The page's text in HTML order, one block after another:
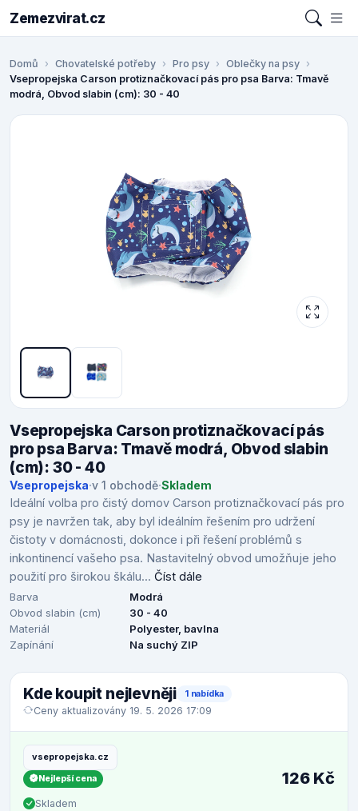
Zemezvirat.cz
Domů Chovatelské potřeby Pro psy
Oblečky na psy
Vsepropejska Carson protiznačkovací pás pro psa Barva: Tmavě
modrá, Obvod slabin (cm): 30 - 40
Vsepropejska Carson protiznačkovací pás
pro psa Barva: Tmavě modrá, Obvod slabin
(cm): 30 - 40
Vsepropejska·v 1 obchodě·Skladem
Ideální volba pro čistý domov Carson protiznačkovací pás pro
psy je navržen tak, aby byl ideálním řešením pro udržení
čistoty v domácnosti, dokonce i při řešení problémů s
inkontinencí vašeho psa. Nastavitelný obvod umožňuje jeho
použití pro širokou škálu... Číst dále
Barva
Modrá
Obvod slabin (cm)
30 - 40
Materiál
Polyester, bavlna
Zapínání
Na suchý ZIP
Kde koupit nejlevněji 1 nabídka
Ceny aktualizovány 19. 5. 2026 17:09
vsepropejska.cz
Nejlepší cena
Skladem
126 Kč